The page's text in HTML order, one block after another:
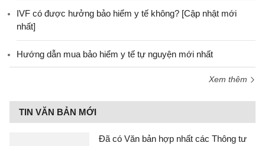
IVF có được hưởng bảo hiểm y tế không? [Cập nhật mới
nhất]
Hướng dẫn mua bảo hiểm y tế tự nguyện mới nhất
Xem thêm
TIN VĂN BẢN MỚI
Đã có Văn bản hợp nhất các Thông tư